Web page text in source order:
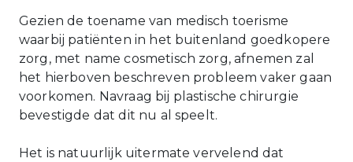
Gezien de toename van medisch toerisme
waarbij patiënten in het buitenland goedkopere
zorg, met name cosmetisch zorg, afnemen zal
het hierboven beschreven probleem vaker gaan
voorkomen. Navraag bij plastische chirurgie
bevestigde dat dit nu al speelt.
Het is natuurlijk uitermate vervelend dat